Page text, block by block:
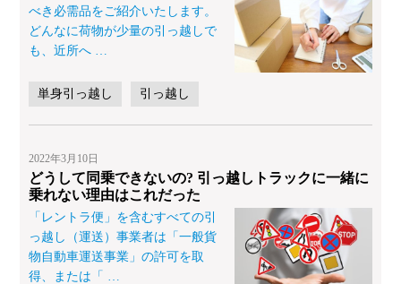
べき必需品をご紹介いたします。
どんなに荷物が少量の引っ越しで
も、近所へ …
単身引っ越し 引っ越し
2022年3月10日
どうして同乗できないの? 引っ越しトラックに一緒に
乗れない理由はこれだった
「レントラ便」を含むすべての引
っ越し（運送）事業者は「一般貨
物自動車運送事業」の許可を取
得、または「